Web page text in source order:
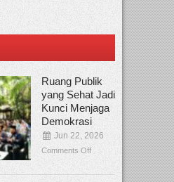
Ruang Publik
yang Sehat Jadi
Kunci Menjaga
Demokrasi
Jun 22, 2026
Comments Off